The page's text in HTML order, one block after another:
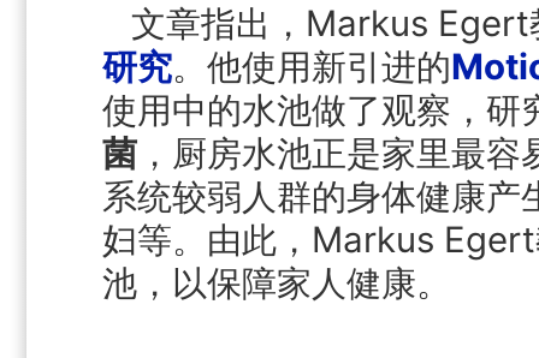
文章指出，Markus Egert
研究。他使用新引进的
使用中的水池做了观察，研
菌 ，厨房水池正是家里最
系统较弱人群的身体健康
妇等。由此，Markus
池，以保障家人健康。